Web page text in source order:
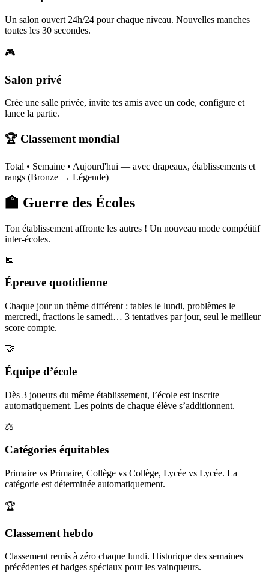
Un salon ouvert 24h/24 pour chaque niveau. Nouvelles manches
toutes les 30 secondes.
🎮
Salon privé
Crée une salle privée, invite tes amis avec un code, configure et
lance la partie.
🏆 Classement mondial
Total • Semaine • Aujourd'hui — avec drapeaux, établissements et
rangs (Bronze → Légende)
🏫 Guerre des Écoles
Ton établissement affronte les autres ! Un nouveau mode compétitif
inter-écoles.
📅
Épreuve quotidienne
Chaque jour un thème différent : tables le lundi, problèmes le
mercredi, fractions le samedi… 3 tentatives par jour, seul le meilleur
score compte.
🤝
Équipe d’école
Dès 3 joueurs du même établissement, l’école est inscrite
automatiquement. Les points de chaque élève s’additionnent.
⚖️
Catégories équitables
Primaire vs Primaire, Collège vs Collège, Lycée vs Lycée. La
catégorie est déterminée automatiquement.
🏆
Classement hebdo
Classement remis à zéro chaque lundi. Historique des semaines
précédentes et badges spéciaux pour les vainqueurs.